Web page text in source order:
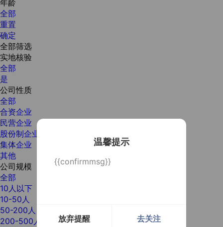
温馨提示
{{confirmmsg}}
放弃提醒 去关注
年龄
全部
重置
确定
全部筛选
实地核验
全部
是
公司性质
全部
合资企业
民营企业
股份制企业
集体企业
其他
公司规模
全部
10人以下
10-50人
50-200人
200-500人